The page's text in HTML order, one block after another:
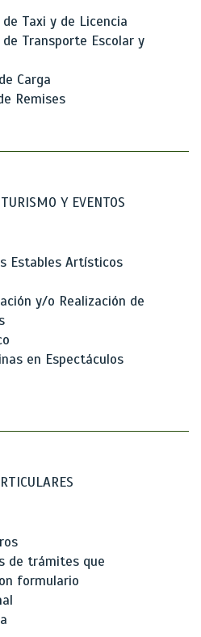
Taxi y de Licencia
Transporte Escolar y
Carga
Remises
Y EVENTOS
Estables Artísticos
y/o Realización de
en Espectáculos
de trámites que
formulario